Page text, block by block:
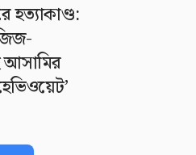
হত্যাকাণ্ড:
আসামির